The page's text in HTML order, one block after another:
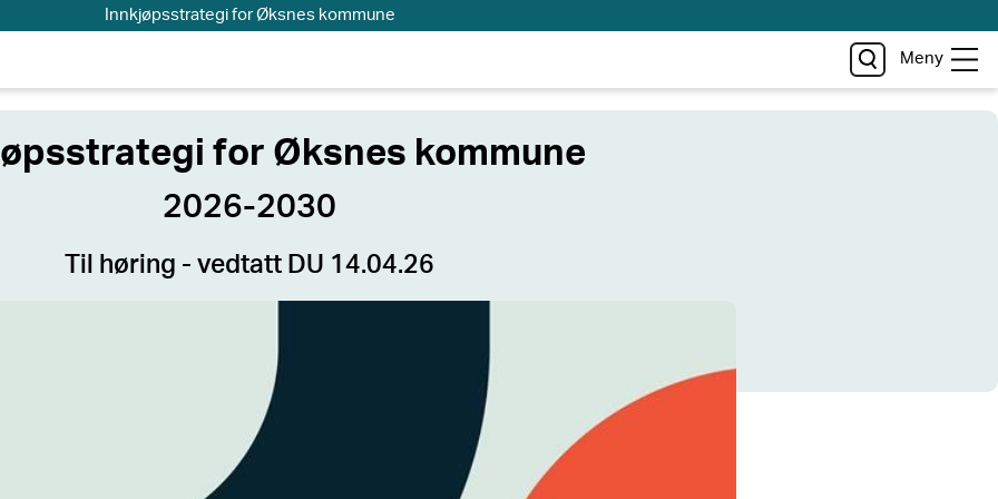
Innkjøpsstrategi for Øksnes kommune
Meny
for Øksnes kommune
2026-2030
Til høring - vedtatt DU 14.04.26